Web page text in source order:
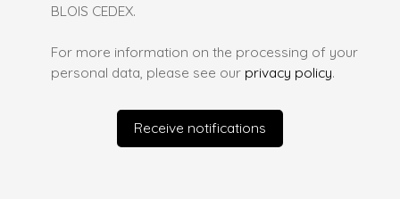
BLOIS CEDEX.
For more information on the processing of your
personal data, please see our privacy policy.
Receive notifications